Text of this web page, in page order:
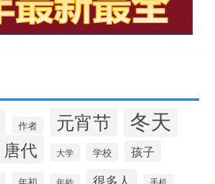
作者 元宵节 冬天
唐代 大学 学校 孩子